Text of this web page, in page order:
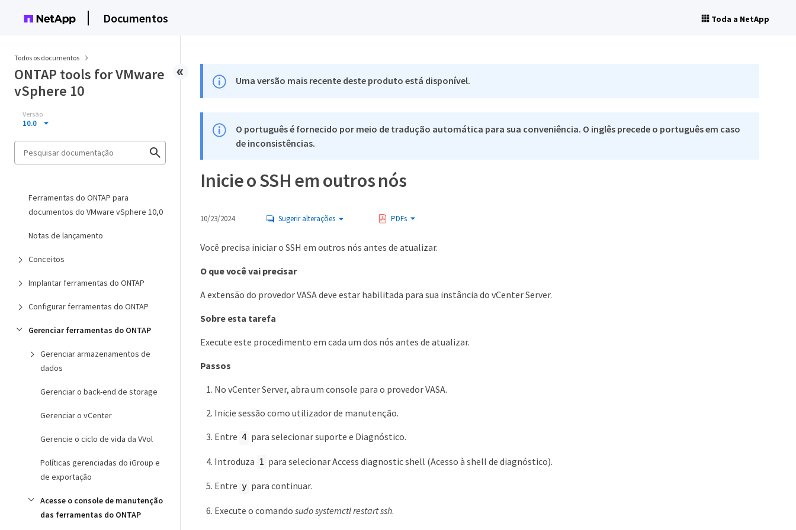
Documentos Toda a NetApp
Todos os documentos
ONTAP tools for VMware
vSphere 10
Versão
10.0
Ferramentas do ONTAP para
documentos do VMware vSphere 10,0
Notas de lançamento
Conceitos
Implantar ferramentas do ONTAP
Configurar ferramentas do ONTAP
Gerenciar ferramentas do ONTAP
Gerenciar armazenamentos de
dados
Gerenciar o back-end de storage
Gerenciar o vCenter
Gerencie o ciclo de vida da VVol
Políticas gerenciadas do iGroup e
de exportação
Acesse o console de manutenção
das ferramentas do ONTAP
Uma versão mais recente deste produto está disponível.
O português é fornecido por meio de tradução automática para sua conveniência. O inglês precede o português em caso
de inconsistências.
Inicie o SSH em outros nós
10/23/2024 Sugerir alterações PDFs
Você precisa iniciar o SSH em outros nós antes de atualizar.
O que você vai precisar
A extensão do provedor VASA deve estar habilitada para sua instância do vCenter Server.
Sobre esta tarefa
Execute este procedimento em cada um dos nós antes de atualizar.
Passos
No vCenter Server, abra um console para o provedor VASA.
Inicie sessão como utilizador de manutenção.
Entre 4 para selecionar suporte e Diagnóstico.
Introduza 1 para selecionar Access diagnostic shell (Acesso à shell de diagnóstico).
Entre y para continuar.
Execute o comando sudo systemctl restart ssh.